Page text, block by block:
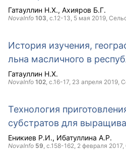
Гатауллин Н.Х. Ахияров Б.Г.
NovaInfo 103, с.12-13, 5 мая 2019,
История изучения,
льна масличного в
Гатауллин Н.Х.
NovaInfo 102, с.16-17, 23 апреля 2019,
Технология
субстратов для
Еникиев Р.И. Ибатуллина А.Р.
NovaInfo 59, с.158-162, 2 февраля 2017,